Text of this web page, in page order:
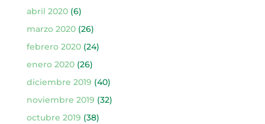
abril 2020(6)
marzo 2020(26)
febrero 2020(24)
enero 2020(26)
diciembre 2019 (40)
noviembre 2019 (32)
octubre 2019 (38)